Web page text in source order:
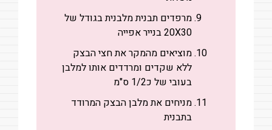
מרפדים תבנית מלבנית בגודל של
20X30 בנייר אפייה
מוציאים מהמקר את חצי הבצק
ללא שקדים ומרדדים אותו למלבן
בעובי של כ1/2 ס"מ
מניחים את מלבן הבצק המרודד
בתבנית